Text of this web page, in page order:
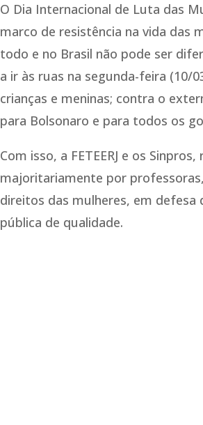
O Dia Internacional de Luta das
marco de resistência na vida das
todo e no Brasil não pode ser
a ir às ruas na segunda-feira (10/
crianças e meninas; contra o
para Bolsonaro e para todos os
Com isso, a FETEERJ e os
majoritariamente por
direitos das mulheres, em defesa
pública de qualidade.